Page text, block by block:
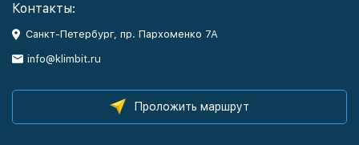
Контакты:
Санкт-Петербург, пр. Пархоменко 7А
info@klimbit.ru
Проложить маршрут